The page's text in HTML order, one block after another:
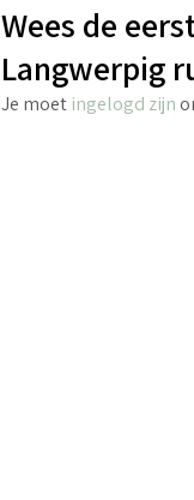
Wees de
Langwerpig
Je moet ingelogd zijn